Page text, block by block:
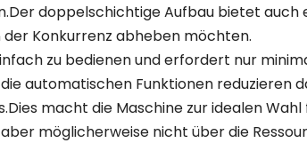
doppelschichtige Aufbau bietet
Konkurrenz abheben möchten.
zu bedienen und erfordert nur
automatischen Funktionen reduzieren
macht die Maschine zur idealen
möglicherweise nicht über die